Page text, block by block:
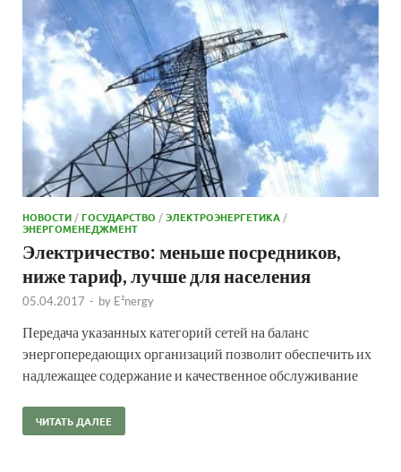
НОВОСТИ /ГОСУДАРСТВО /ЭЛЕКТРОЭНЕРГЕТИКА /
ЭНЕРГОМЕНЕДЖМЕНТ
Электричество: меньше посредников,
ниже тариф, лучше для населения
05.04.2017 - by E²nergy
Передача указанных категорий сетей на баланс
энергопередающих организаций позволит обеспечить их
надлежащее содержание и качественное обслуживание
ЧИТАТЬ ДАЛЕЕ